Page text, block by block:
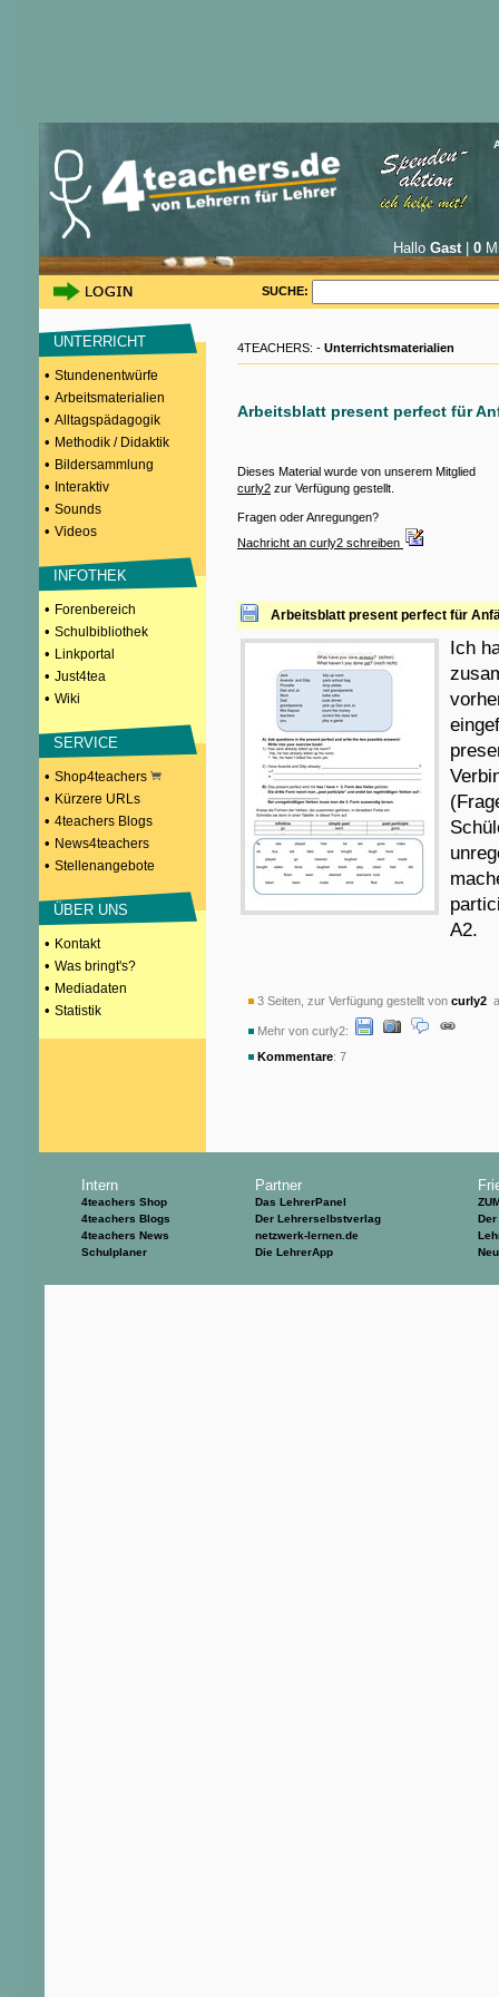
Hallo Gast| 0
SUCHE:
UNTERRICHT
• Stundenentwürfe
• Arbeitsmaterialien
• Alltagspädagogik
• Methodik / Didaktik
• Bildersammlung
• Interaktiv
• Sounds
• Videos
INFOTHEK
• Forenbereich
• Schulbibliothek
• Linkportal
• Just4tea
• Wiki
SERVICE
• Shop4teachers
• Kürzere URLs
• 4teachers Blogs
• News4teachers
• Stellenangebote
ÜBER UNS
• Kontakt
• Was bringt's?
• Mediadaten
• Statistik
4TEACHERS: - Unterrichtsmaterialien
Arbeitsblatt present perfect für
Dieses Material wurde von unserem Mitglied
curly2 zur Verfügung gestellt.
Fragen oder Anregungen?
Nachricht an curly2 schreiben
Arbeitsblatt present perfect für
Ich
A2.
3 Seiten, zur Verfügung gestellt von curly2
Mehr von curly2:
Kommentare: 7
Intern
4teachers Shop
4teachers Blogs
4teachers News
Schulplaner
Partner
Das LehrerPanel
Der Lehrerselbstverlag
netzwerk-lernen.de
Die LehrerApp